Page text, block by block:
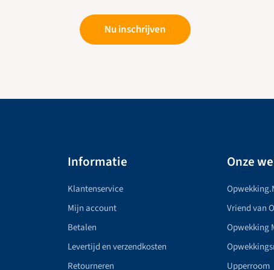
Nu inschrijven
Informatie
Klantenservice
Mijn account
Betalen
Levertijd en verzendkosten
Retourneren
Onze
Vriend van
Opwekking
Upperroom